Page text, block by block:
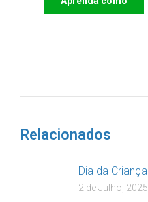
Relacionados
Dia da Criança
2 de Julho, 2025